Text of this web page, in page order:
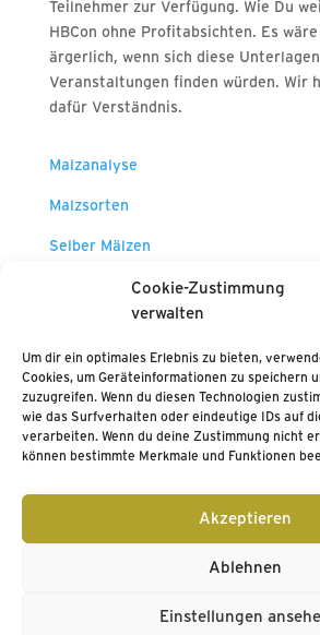
Cookie-Zustimmung
verwalten
Um dir ein optimales Erlebnis zu bieten,
Cookies, um Geräteinformationen zu speichern
zuzugreifen. Wenn du diesen Technologien
wie das Surfverhalten oder eindeutige IDs auf
verarbeiten. Wenn du deine Zustimmung nicht
können bestimmte Merkmale und Funktionen
Akzeptieren
Ablehnen
Einstellungen
Teilnehmer zur Verfügung. Wie Du
HBCon ohne Profitabsichten. Es
ärgerlich, wenn sich diese
Veranstaltungen finden würden. Wir
dafür Verständnis.
Malzanalyse
Malzsorten
Selber Mälzen
HBCon 2019 Fehlaromenseminar
Kontakt
Datenschutz
Code of
Cookie-Richtlinie (EU)